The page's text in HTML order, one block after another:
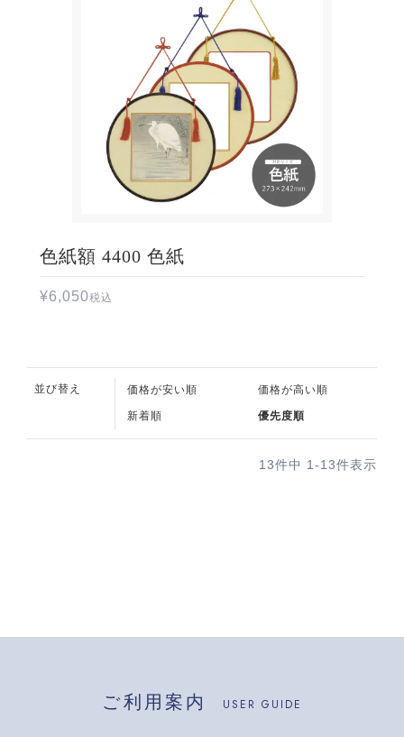
色紙額 4400 色紙
¥6,050税込
並び替え 価格が安い順 価格が高い順
新着順 優先度順
13件中 1 -13件表示
ご利用案内 USER GUIDE